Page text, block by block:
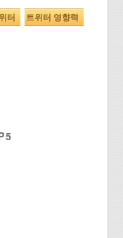
터 트위터 영향력
5